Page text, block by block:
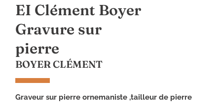
EI Clément Boyer
Gravure sur
pierre
BOYER CLÉMENT
graveur sur pierre ornemaniste ,tailleur de pierre